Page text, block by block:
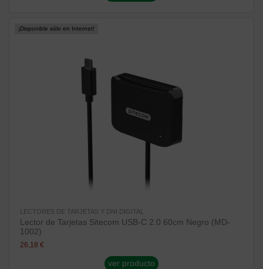
¡Disponible sólo en Internet!
LECTORES DE TARJETAS Y DNI DIGITAL
Lector de Tarjetas Sitecom USB-C 2.0 60cm Negro (MD-
1002)
26,18 €
ver producto